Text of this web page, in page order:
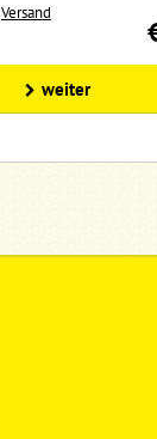
Versand
weiter